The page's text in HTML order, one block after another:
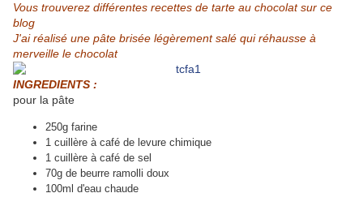
Vous trouverez différentes recettes de tarte au chocolat sur ce
blog
J'ai réalisé une pâte brisée légèrement salé qui réhausse à
merveille le chocolat
INGREDIENTS :
pour la pâte
250g farine
1 cuillère à café de levure chimique
1 cuillère à café de sel
70g de beurre ramolli doux
100ml d'eau chaude